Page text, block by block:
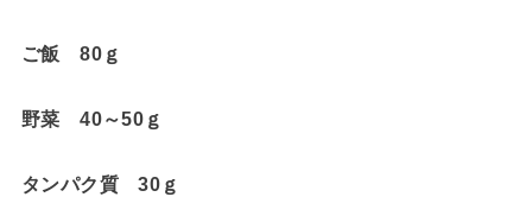
ご飯 80ｇ
野菜 40～50ｇ
タンパク質 30ｇ